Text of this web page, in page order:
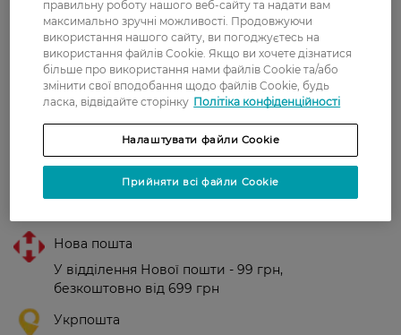
Рейтинг та відгуки
0 0 відгуків
Доставка
Нова пошта
У відділення Нової пошти - 99 грн,
безкоштовно від 699 грн
Укрпошта
правильну роботу нашого веб-сайту та надати вам
максимально зручні можливості. Продовжуючи
використання нашого сайту, ви погоджуєтесь на
використання файлів Cookie. Якщо ви хочете дізнатися
більше про використання нами файлів Cookie та/або
змінити свої вподобання щодо файлів Cookie, будь
ласка, відвідайте сторінку Політіка конфіденційності
Налаштувати файли Cookie
Прийняти всі файли Cookie